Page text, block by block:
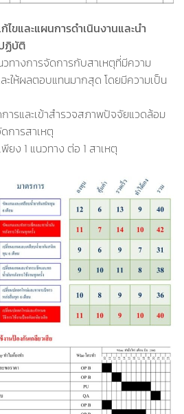
ไขและแผนการดำเนินงานและนำ
ฏิบัติ
วทางการจัดการกับสาเหตุที่มีความ
ะให้ผลตอบแทนมากสุด โดยมีความเป็น
ารและเข้าสำรวจสภาพปัจจัยแวดล้อม
การสาเหตุ
ยง 1 แนวทาง ต่อ 1 สาเหตุ